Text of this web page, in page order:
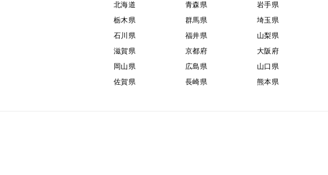
北海道 青森県 岩手県
栃木県
群馬県 埼玉県
石川県
福井県 山梨県
滋賀県
京都府 大阪府
岡山県
広島県 山口県
佐賀県
長崎県 熊本県